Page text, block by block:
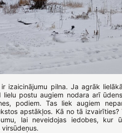
izaicinājumu pilna. Ja agrāk
lielu postu augiem nodara arī
podiem. Tas liek augiem
apstākļos. Kā no tā izvairīties?
lai neveidojas iedobes, kur